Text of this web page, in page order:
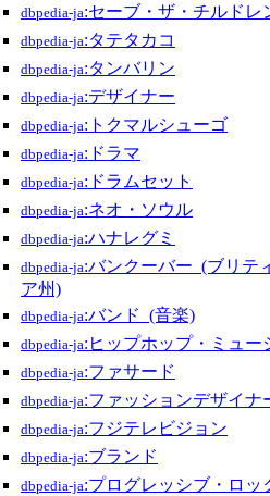
dbpedia-ja:セーブ・ザ・チルドレ
dbpedia-ja:タテタカコ
dbpedia-ja:タンバリン
dbpedia-ja:デザイナー
dbpedia-ja:トクマルシューゴ
dbpedia-ja:ドラマ
dbpedia-ja:ドラムセット
dbpedia-ja:ネオ・ソウル
dbpedia-ja:ハナレグミ
dbpedia-ja:バンクーバー_(ブリテ
ア州)
dbpedia-ja:バンド_(音楽)
dbpedia-ja:ヒップホップ・ミュー
dbpedia-ja:ファサード
dbpedia-ja:ファッションデザイナ
dbpedia-ja:フジテレビジョン
dbpedia-ja:ブランド
dbpedia-ja:プログレッシブ・ロッ